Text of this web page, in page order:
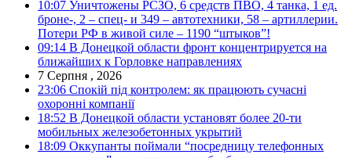
10:07 Уничтожены РСЗО, 6 средств ПВО, 4 танка, 1 ед.
броне-, 2 – спец- и 349 – автотехники, 58 – артиллерии.
Потери РФ в живой силе – 1190 “штыков”!
09:14 В Донецкой области фронт концентрируется на
ближайших к Горловке направлениях
7 Серпня , 2026
23:06 Спокій під контролем: як працюють сучасні
охоронні компанії
18:52 В Донецкой области установят более 20-ти
мобильных железобетонных укрытий
18:09 Оккупанты поймали “посредницу телефонных